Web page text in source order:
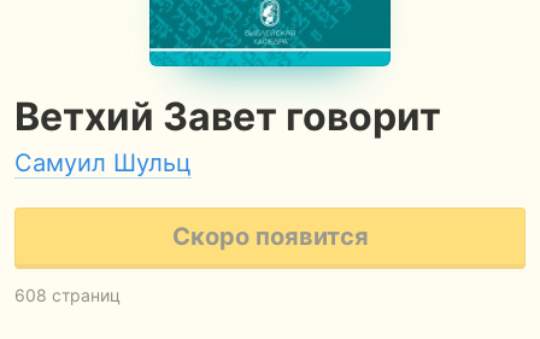
Ветхий Завет говорит
Самуил Шульц
Скоро появится
608 страниц